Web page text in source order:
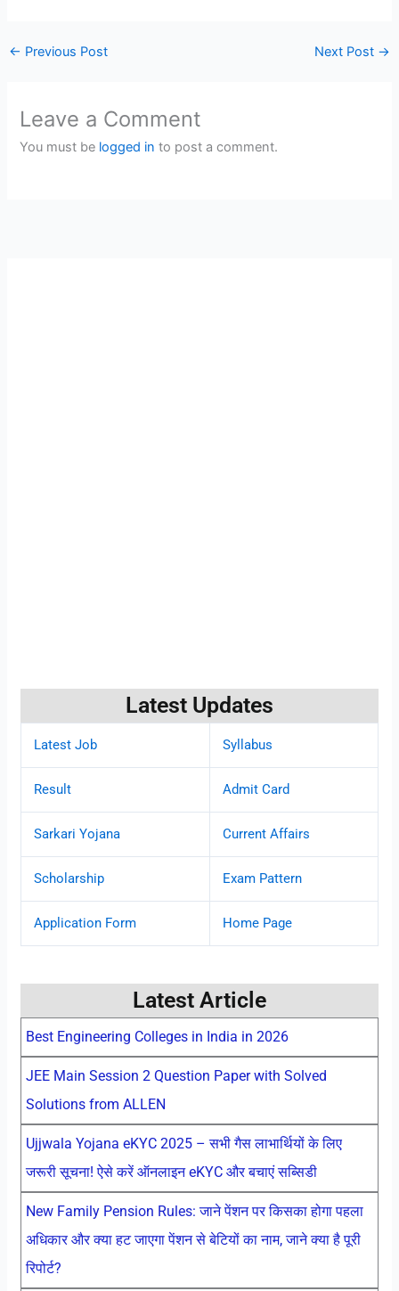
← Previous Post Next Post →
Leave a Comment
You must be logged in to post a comment.
Latest Updates
Latest Job Syllabus
Result Admit Card
Sarkari Yojana Current Affairs
Scholarship Exam Pattern
Application Form Home Page
Latest Article
Best Engineering Colleges in India in 2026
JEE Main Session 2 Question Paper with Solved
Solutions from ALLEN
Ujjwala Yojana eKYC 2025 – सभी गैस लाभार्थियों के लिए
जरूरी सूचना! ऐसे करें ऑनलाइन eKYC और बचाएं सब्सिडी
New Family Pension Rules: जाने पेंशन पर किसका होगा पहला
अधिकार और क्या हट जाएगा पेंशन से बेटियों का नाम, जाने क्या है पूरी
रिपोर्ट?